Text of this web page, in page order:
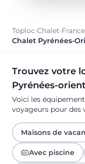
Toploc·Chalet·France
Chalet Pyrénées-
Trouvez votre
Pyrénées-
Voici les
voyageurs pour des
Maisons de
Avec piscine